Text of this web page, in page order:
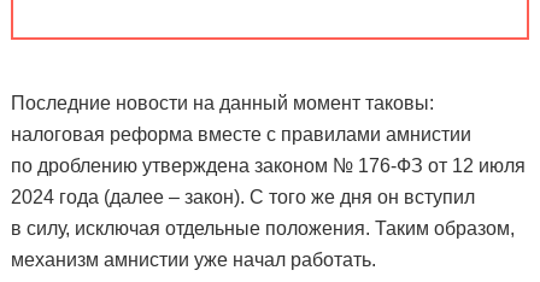
Последние новости на данный момент таковы:
налоговая реформа вместе с правилами амнистии
по дроблению утверждена законом № 176-ФЗ от 12 июля
2024 года (далее – закон). С того же дня он вступил
в силу, исключая отдельные положения. Таким образом,
механизм амнистии уже начал работать.